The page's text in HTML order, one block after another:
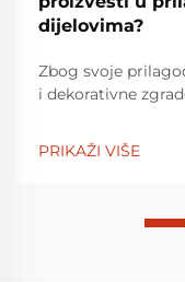
dijelovima?
Zbog svoje
i dekorativne
od 30 godina u
je od t...
PRIKAŽI VIŠE